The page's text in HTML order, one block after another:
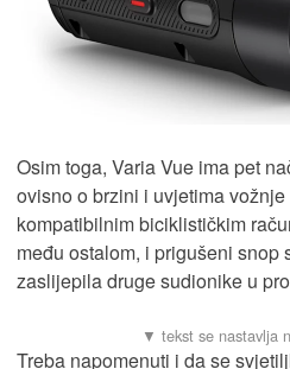
Osim toga, Varia Vue ima pet
ovisno o brzini i uvjetima
kompatibilnim biciklističkim
među ostalom, i prigušeni snop
zaslijepila druge sudionike u
Treba napomenuti i da se